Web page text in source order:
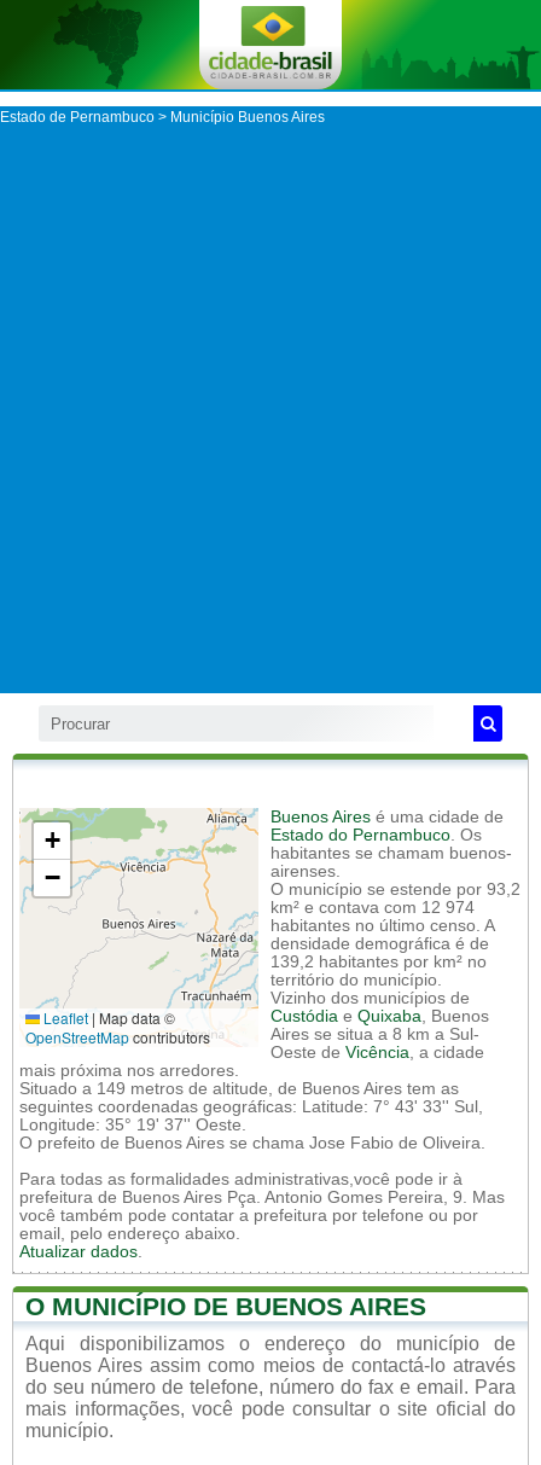
Estado de Pernambuco > Município Buenos Aires
+
−
Leaflet | Map data ©
OpenStreetMapcontributors
Buenos Aires é uma cidade de
Estado do Pernambuco. Os
habitantes se chamam buenos-
airenses.
O município se estende por 93,2
km² e contava com 12 974
habitantes no último censo. A
densidade demográfica é de
139,2 habitantes por km² no
território do município.
Vizinho dos municípios de
Custódia e Quixaba, Buenos
Aires se situa a 8 km a Sul-
Oeste de Vicência, a cidade
mais próxima nos arredores.
Situado a 149 metros de altitude, de Buenos Aires tem as
seguintes coordenadas geográficas: Latitude: 7° 43' 33'' Sul,
Longitude: 35° 19' 37'' Oeste.
O prefeito de Buenos Aires se chama Jose Fabio de Oliveira.
Para todas as formalidades administrativas,você pode ir à
prefeitura de Buenos Aires Pça. Antonio Gomes Pereira, 9. Mas
você também pode contatar a prefeitura por telefone ou por
email, pelo endereço abaixo.
Atualizar dados.
O MUNICÍPIO DE BUENOS AIRES
Aqui disponibilizamos o endereço do município de
Buenos Aires assim como meios de contactá-lo através
do seu número de telefone, número do fax e email. Para
mais informações, você pode consultar o site oficial do
município.